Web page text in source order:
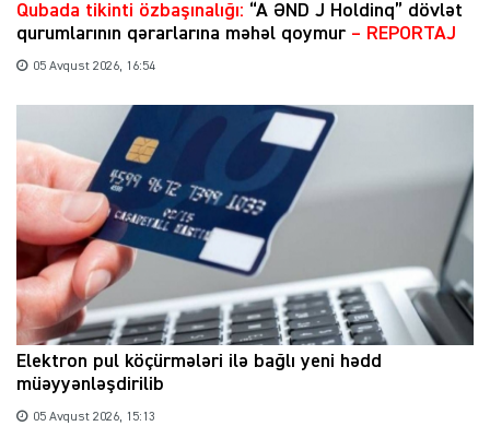
Qubada tikinti özbaşınalığı: “A ƏND J Holdinq” dövlət
qurumlarının qərarlarına məhəl qoymur – REPORTAJ
05 Avqust 2026, 16:54
Elektron pul köçürmələri ilə bağlı yeni hədd
müəyyənləşdirilib
05 Avqust 2026, 15:13